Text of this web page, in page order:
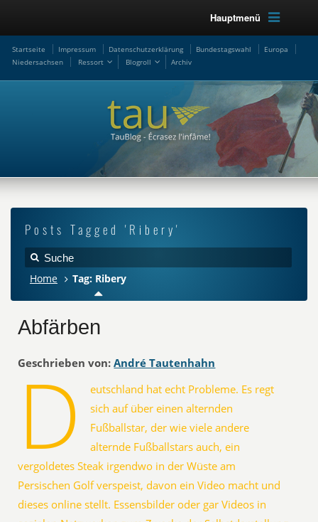
Hauptmenü
Startseite Impressum Datenschutzerklärung Bundestagswahl
Europa
Niedersachsen
Ressort Blogroll Archiv
Posts Tagged 'Ribery'
Home Tag: Ribery
Abfärben
Geschrieben von: André Tautenhahn
D
eutschland hat echt Probleme. Es regt
sich auf über einen alternden
Fußballstar, der wie viele andere
alternde Fußballstars auch, ein
vergoldetes Steak irgendwo in der Wüste am
Persischen Golf verspeist, davon ein Video macht und
dieses online stellt. Essensbilder oder gar Videos in